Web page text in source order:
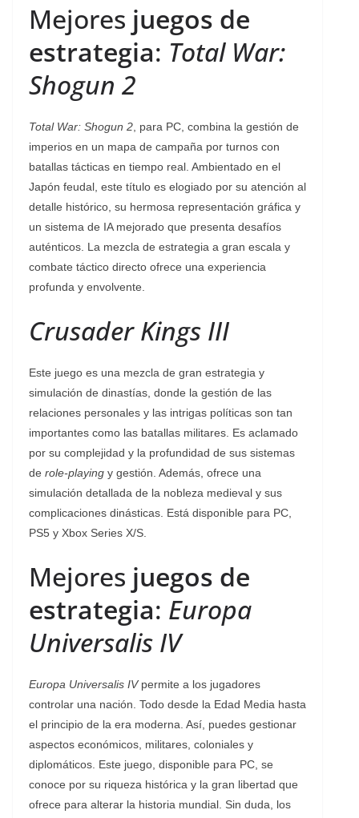
Mejores juegos de
estrategia: Total War:
Shogun 2
Total War: Shogun 2 , para PC, combina la gestión de
imperios en un mapa de campaña por turnos con
batallas tácticas en tiempo real. Ambientado en el
Japón feudal, este título es elogiado por su atención al
detalle histórico, su hermosa representación gráfica y
un sistema de IA mejorado que presenta desafíos
auténticos. La mezcla de estrategia a gran escala y
combate táctico directo ofrece una experiencia
profunda y envolvente.
Crusader Kings III
Este juego es una mezcla de gran estrategia y
simulación de dinastías, donde la gestión de las
relaciones personales y las intrigas políticas son tan
importantes como las batallas militares. Es aclamado
por su complejidad y la profundidad de sus sistemas
de role-playing y gestión. Además, ofrece una
simulación detallada de la nobleza medieval y sus
complicaciones dinásticas. Está disponible para PC,
PS5 y Xbox Series X/S.
Mejores juegos de
estrategia: Europa
Universalis IV
Europa Universalis IVpermite a los jugadores
controlar una nación. Todo desde la Edad Media hasta
el principio de la era moderna. Así, puedes gestionar
aspectos económicos, militares, coloniales y
diplomáticos. Este juego, disponible para PC, se
conoce por su riqueza histórica y la gran libertad que
ofrece para alterar la historia mundial. Sin duda, los